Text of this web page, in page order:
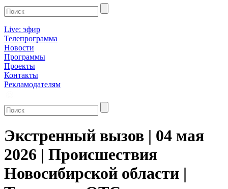
Live: эфир
Телепрограмма
Новости
Программы
Проекты
Контакты
Рекламодателям
Экстренный вызов | 04 мая
2026 | Происшествия
Новосибирской области |